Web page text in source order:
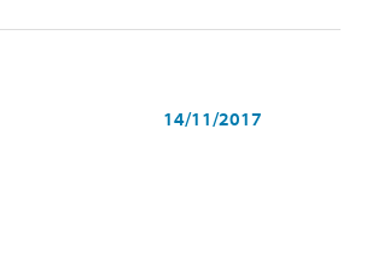
14/11/2017